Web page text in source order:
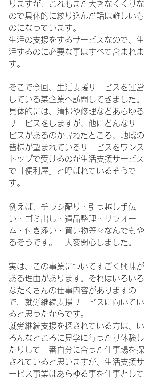
りますが、これもまた大きなくくりな
ので具体的に絞り込んだ話は難しいも
のになっています。
生活の支援をするサービスなので、生
活するのに必要な事はすべて含まれま
す。
そこで今回、生活支援サービスを運営
している某企業へ訪問してきました。
具体的には、清掃や修理などあらゆる
サービスをしますが、他にどんなサー
ビスがあるのか尋ねたところ、地域の
皆様が望まれているサービスをワンス
トップで受けるのが生活支援サービス
で「便利屋」と呼ばれているそうで
す。
例えば、チラシ配り・引っ越し手伝
い・ゴミ出し・遺品整理・リフォー
ム・付き添い・買い物等々なんでもや
るそうです。　大変関心しました。
実は、この事業についてすごく興味が
ある理由があります。それはいろいろ
なたくさんの仕事内容がありますの
で、就労継続支援サービスに向いてい
ると思ったからです。
就労継続支援を探されている方は、い
ろんなところに見学に行ったり体験し
たりして一番自分に合った仕事場を探
されていると思いますが、生活支援サ
ービス事業はあらゆる事を仕事として